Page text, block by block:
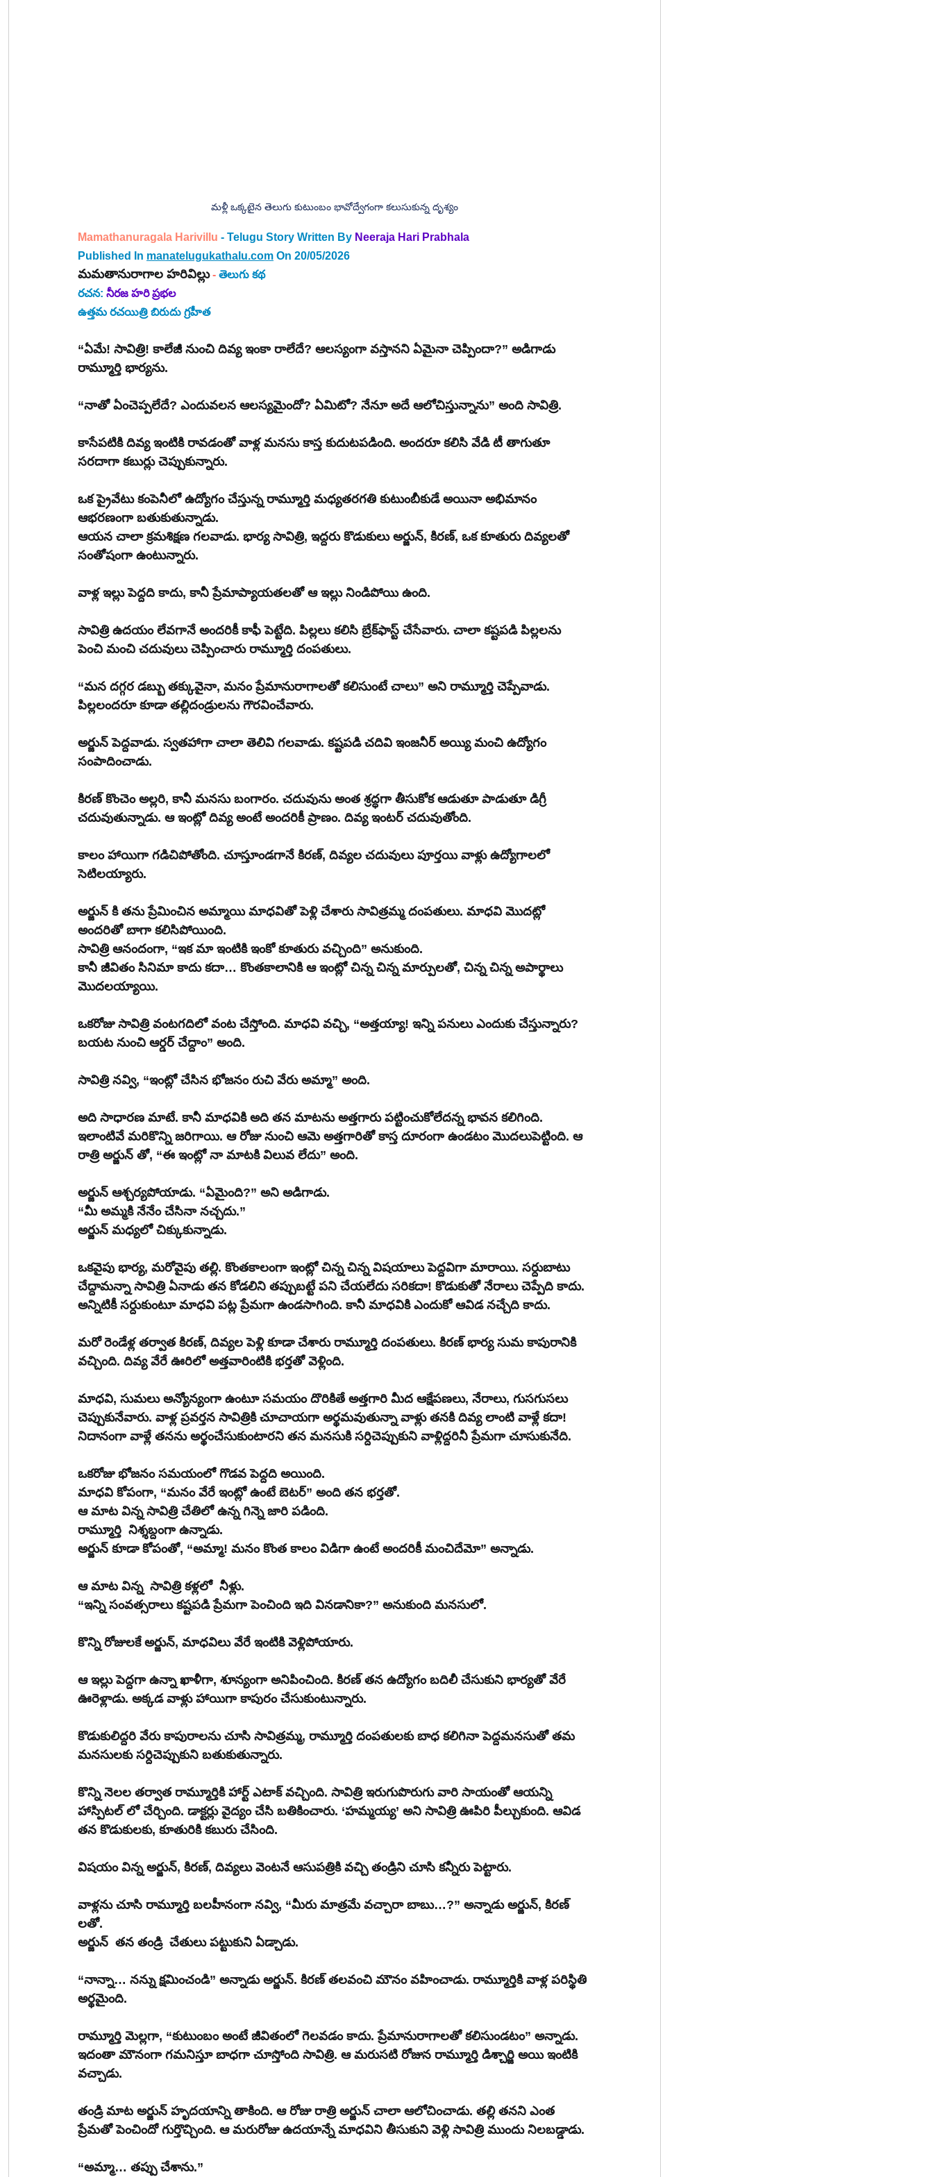
మళ్లీ ఒక్కటైన తెలుగు కుటుంబం భావోద్వేగంగా కలుసుకున్న దృశ్యం
Mamathanuragala Harivillu - Telugu Story Written By Neeraja Hari Prabhala
Published In manatelugukathalu.com On 20/05/2026
మమతానురాగాల హరివిల్లు - తెలుగు కథ
రచన: నీరజ హరి ప్రభల
ఉత్తమ రచయిత్రి బిరుదు గ్రహీత
“ఏమే! సావిత్రి! కాలేజీ నుంచి దివ్య ఇంకా రాలేదే? ఆలస్యంగా వస్తానని ఏమైనా చెప్పిందా?” అడిగాడు
రామ్మూర్తి భార్యను.
“నాతో ఏంచెప్పలేదే? ఎందువలన ఆలస్యమైందో? ఏమిటో? నేనూ అదే ఆలోచిస్తున్నాను” అంది సావిత్రి.
కాసేపటికి దివ్య ఇంటికి రావడంతో వాళ్ల మనసు కాస్త కుదుటపడింది. అందరూ కలిసి వేడి టీ తాగుతూ
సరదాగా కబుర్లు చెప్పుకున్నారు.
ఒక ప్రైవేటు కంపెనీలో ఉద్యోగం చేస్తున్న రామ్మూర్తి మధ్యతరగతి కుటుంబీకుడే అయినా అభిమానం
ఆభరణంగా బతుకుతున్నాడు.
ఆయన చాలా క్రమశిక్షణ గలవాడు. భార్య సావిత్రి, ఇద్దరు కొడుకులు అర్జున్, కిరణ్, ఒక కూతురు దివ్యలతో
సంతోషంగా ఉంటున్నారు.
వాళ్ల ఇల్లు పెద్దది కాదు, కానీ ప్రేమాప్యాయతలతో ఆ ఇల్లు నిండిపోయి ఉంది.
సావిత్రి ఉదయం లేవగానే అందరికీ కాఫీ పెట్టేది. పిల్లలు కలిసి బ్రేక్‌ఫాస్ట్ చేసేవారు. చాలా కష్టపడి పిల్లలను
పెంచి మంచి చదువులు చెప్పించారు రామ్మూర్తి దంపతులు.
“మన దగ్గర డబ్బు తక్కువైనా, మనం ప్రేమానురాగాలతో కలిసుంటే చాలు” అని రామ్మూర్తి చెప్పేవాడు.
పిల్లలందరూ కూడా తల్లిదండ్రులను గౌరవించేవారు.
అర్జున్ పెద్దవాడు. స్వతహాగా చాలా తెలివి గలవాడు. కష్టపడి చదివి ఇంజనీర్ అయ్యి మంచి ఉద్యోగం
సంపాదించాడు.
కిరణ్ కొంచెం అల్లరి, కానీ మనసు బంగారం. చదువును అంత శ్రద్ధగా తీసుకోక ఆడుతూ పాడుతూ డిగ్రీ
చదువుతున్నాడు. ఆ ఇంట్లో దివ్య అంటే అందరికీ ప్రాణం. దివ్య ఇంటర్ చదువుతోంది.
కాలం హాయిగా గడిచిపోతోంది. చూస్తూండగానే కిరణ్, దివ్యల చదువులు పూర్తయి వాళ్లు ఉద్యోగాలలో
సెటిలయ్యారు.
అర్జున్ కి తను ప్రేమించిన అమ్మాయి మాధవితో పెళ్లి చేశారు సావిత్రమ్మ దంపతులు. మాధవి మొదట్లో
అందరితో బాగా కలిసిపోయింది.
సావిత్రి ఆనందంగా, “ఇక మా ఇంటికి ఇంకో కూతురు వచ్చింది” అనుకుంది.
కానీ జీవితం సినిమా కాదు కదా… కొంతకాలానికి ఆ ఇంట్లో చిన్న చిన్న మార్పులతో, చిన్న చిన్న అపార్థాలు
మొదలయ్యాయి.
ఒకరోజు సావిత్రి వంటగదిలో వంట చేస్తోంది. మాధవి వచ్చి, “అత్తయ్యా! ఇన్ని పనులు ఎందుకు చేస్తున్నారు?
బయట నుంచి ఆర్డర్ చేద్దాం” అంది.
సావిత్రి నవ్వి, “ఇంట్లో చేసిన భోజనం రుచి వేరు అమ్మా” అంది.
అది సాధారణ మాటే. కానీ మాధవికి అది తన మాటను అత్తగారు పట్టించుకోలేదన్న భావన కలిగింది.
ఇలాంటివే మరికొన్ని జరిగాయి. ఆ రోజు నుంచి ఆమె అత్తగారితో కాస్త దూరంగా ఉండటం మొదలుపెట్టింది. ఆ
రాత్రి అర్జున్ తో, “ఈ ఇంట్లో నా మాటకి విలువ లేదు” అంది.
అర్జున్ ఆశ్చర్యపోయాడు. “ఏమైంది?” అని అడిగాడు.
“మీ అమ్మకి నేనేం చేసినా నచ్చదు.”
అర్జున్ మధ్యలో చిక్కుకున్నాడు.
ఒకవైపు భార్య, మరోవైపు తల్లి. కొంతకాలంగా ఇంట్లో చిన్న చిన్న విషయాలు పెద్దవిగా మారాయి. సర్దుబాటు
చేద్దామన్నా సావిత్రి ఏనాడు తన కోడలిని తప్పుబట్టే పని చేయలేదు సరికదా! కొడుకుతో నేరాలు చెప్పేది కాదు.
అన్నిటికీ సర్దుకుంటూ మాధవి పట్ల ప్రేమగా ఉండసాగింది. కానీ మాధవికి ఎందుకో ఆవిడ నచ్చేది కాదు.
మరో రెండేళ్ల తర్వాత కిరణ్, దివ్యల పెళ్లి కూడా చేశారు రామ్మూర్తి దంపతులు. కిరణ్ భార్య సుమ కాపురానికి
వచ్చింది. దివ్య వేరే ఊరిలో అత్తవారింటికి భర్తతో వెళ్లింది.
మాధవి, సుమలు అన్యోన్యంగా ఉంటూ సమయం దొరికితే అత్తగారి మీద ఆక్షేపణలు, నేరాలు, గుసగుసలు
చెప్పుకునేవారు. వాళ్ల ప్రవర్తన సావిత్రికి చూచాయగా అర్థమవుతున్నా వాళ్లు తనకి దివ్య లాంటి వాళ్లే కదా!
నిదానంగా వాళ్లే తనను అర్థంచేసుకుంటారని తన మనసుకి సర్దిచెప్పుకుని వాళ్లిద్దరినీ ప్రేమగా చూసుకునేది.
ఒకరోజు భోజనం సమయంలో గొడవ పెద్దది అయింది.
మాధవి కోపంగా, “మనం వేరే ఇంట్లో ఉంటే బెటర్” అంది తన భర్తతో.
ఆ మాట విన్న సావిత్రి చేతిలో ఉన్న గిన్నె జారి పడింది.
రామ్మూర్తి  నిశ్శబ్దంగా ఉన్నాడు.
అర్జున్ కూడా కోపంతో, “అమ్మా! మనం కొంత కాలం విడిగా ఉంటే అందరికీ మంచిదేమో” అన్నాడు.
ఆ మాట విన్న  సావిత్రి కళ్లలో  నీళ్లు.
“ఇన్ని సంవత్సరాలు కష్టపడి ప్రేమగా పెంచింది ఇది వినడానికా?” అనుకుంది మనసులో.
కొన్ని రోజులకే అర్జున్, మాధవిలు వేరే ఇంటికి వెళ్లిపోయారు.
ఆ ఇల్లు పెద్దగా ఉన్నా ఖాళీగా, శూన్యంగా అనిపించింది. కిరణ్ తన ఉద్యోగం బదిలీ చేసుకుని భార్యతో వేరే
ఊరెళ్లాడు. అక్కడ వాళ్లు హాయిగా కాపురం చేసుకుంటున్నారు.
కొడుకులిద్దరి వేరు కాపురాలను చూసి సావిత్రమ్మ, రామ్మూర్తి దంపతులకు బాధ కలిగినా పెద్దమనసుతో తమ
మనసులకు సర్దిచెప్పుకుని బతుకుతున్నారు.
కొన్ని నెలల తర్వాత రామ్మూర్తికి హార్ట్ ఎటాక్ వచ్చింది. సావిత్రి ఇరుగుపొరుగు వారి సాయంతో ఆయన్ని
హాస్పిటల్ లో చేర్చింది. డాక్టర్లు వైద్యం చేసి బతికించారు. ‘హమ్మయ్య’ అని సావిత్రి ఊపిరి పీల్చుకుంది. ఆవిడ
తన కొడుకులకు, కూతురికి కబురు చేసింది.
విషయం విన్న అర్జున్, కిరణ్, దివ్యలు వెంటనే ఆసుపత్రికి వచ్చి తండ్రిని చూసి కన్నీరు పెట్టారు.
వాళ్లను చూసి రామ్మూర్తి బలహీనంగా నవ్వి, “మీరు మాత్రమే వచ్చారా బాబు…?” అన్నాడు అర్జున్, కిరణ్
లతో.
అర్జున్  తన తండ్రి  చేతులు పట్టుకుని ఏడ్చాడు.
“నాన్నా… నన్ను క్షమించండి” అన్నాడు అర్జున్. కిరణ్ తలవంచి మౌనం వహించాడు. రామ్మూర్తికి వాళ్ల పరిస్థితి
అర్థమైంది.
రామ్మూర్తి మెల్లగా, “కుటుంబం అంటే జీవితంలో గెలవడం కాదు. ప్రేమానురాగాలతో కలిసుండటం” అన్నాడు.
ఇదంతా మౌనంగా గమనిస్తూ బాధగా చూస్తోంది సావిత్రి. ఆ మరుసటి రోజున రామ్మూర్తి డిశ్చార్జి అయి ఇంటికి
వచ్చాడు.
తండ్రి మాట అర్జున్ హృదయాన్ని తాకింది. ఆ రోజు రాత్రి అర్జున్ చాలా ఆలోచించాడు. తల్లి తనని ఎంత
ప్రేమతో పెంచిందో గుర్తొచ్చింది. ఆ మరురోజు ఉదయాన్నే మాధవిని తీసుకుని వెళ్లి సావిత్రి ముందు నిలబడ్డాడు.
“అమ్మా… తప్పు చేశాను.”